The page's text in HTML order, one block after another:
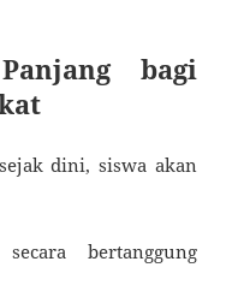
bagi
dini, siswa akan
bertanggung